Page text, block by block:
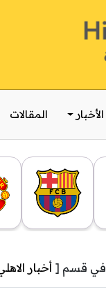
الأخبار المقالات
في قسم [ أخبار